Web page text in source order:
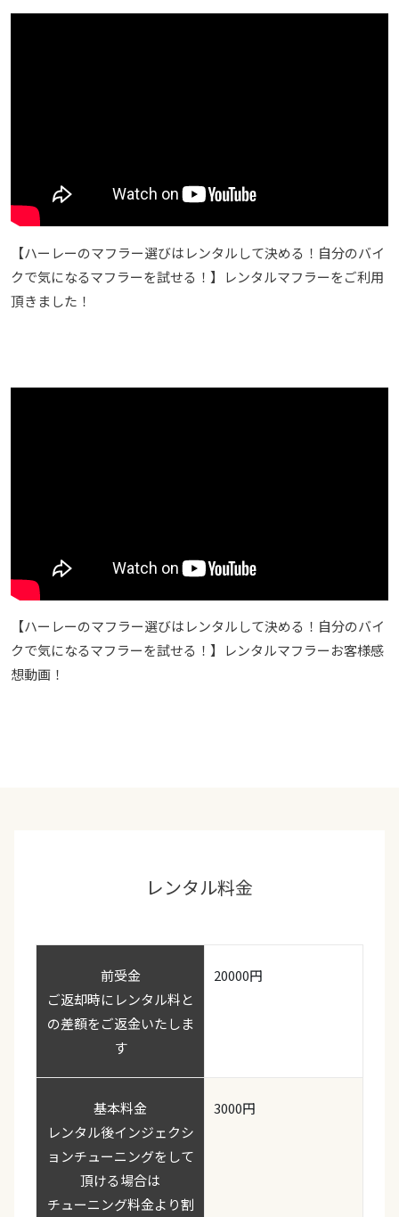
【ハーレーのマフラー選びはレンタルして決める！自分のバイ
クで気になるマフラーを試せる！】レンタルマフラーをご利用
頂きました！
【ハーレーのマフラー選びはレンタルして決める！自分のバイ
クで気になるマフラーを試せる！】レンタルマフラーお客様感
想動画！
レンタル料金
前受金
ご返却時にレンタル料と
の差額をご返金いたしま
す
20000円
基本料金
レンタル後インジェクシ
ョンチューニングをして
頂ける場合は
チューニング料金より割
3000円